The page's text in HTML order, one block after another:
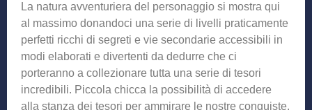
La natura avventuriera del personaggio si mostra qui
al massimo donandoci una serie di livelli praticamente
perfetti ricchi di segreti e vie secondarie accessibili in
modi elaborati e divertenti da dedurre che ci
porteranno a collezionare tutta una serie di tesori
incredibili. Piccola chicca la possibilità di accedere
alla stanza dei tesori per ammirare le nostre conquiste.